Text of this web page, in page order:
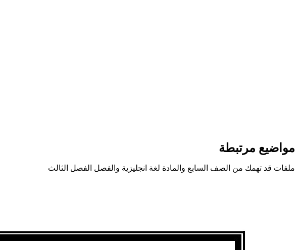
مواضيع مرتبطة
ملفات قد تهمك من الصف السابع والمادة لغة انجليزية والفصل الفصل الثالث